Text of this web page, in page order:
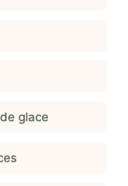
glace